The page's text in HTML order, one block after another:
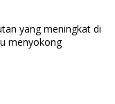
yang meningkat di
menyokong